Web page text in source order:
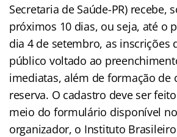
Secretaria de Saúde-PR) recebe,
próximos 10 dias, ou seja, até o
dia 4 de setembro, as inscrições
público voltado ao
imediatas, além de formação de
reserva. O cadastro deve ser
meio do formulário disponível
organizador, o Instituto